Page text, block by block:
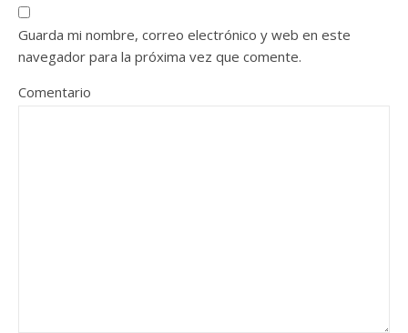
Guarda mi nombre, correo electrónico y web en este
navegador para la próxima vez que comente.
Comentario